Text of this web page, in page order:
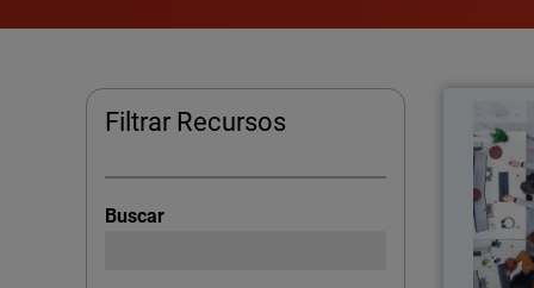
Filtrar Recursos
Buscar
Uma
o uso
higiene
os